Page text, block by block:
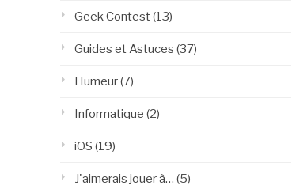
Geek Contest(13)
Guides et Astuces (37)
Humeur(7)
Informatique (2)
iOS (19)
J'aimerais jouer à… (5)